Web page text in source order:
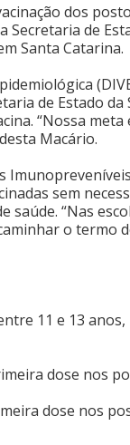
dos
Secretaria de
Santa Catarina.
de Estado da
“Nossa
Macário.
sem
“Nas
o termo
11 e 13
dose nos
dose nos